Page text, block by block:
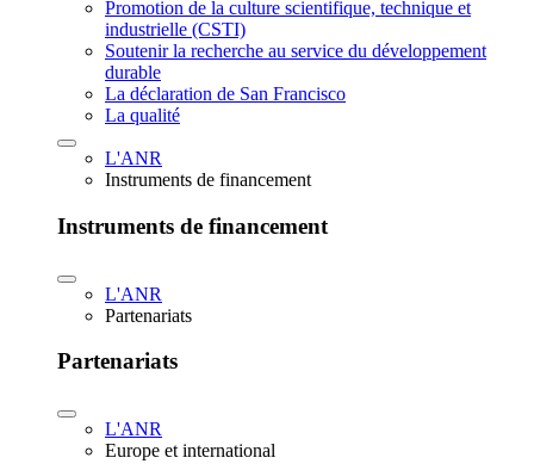
Promotion de la culture scientifique, technique et
industrielle (CSTI)
Soutenir la recherche au service du développement
durable
La déclaration de San Francisco
La qualité
L'ANR
Instruments de financement
Instruments de financement
L'ANR
Partenariats
Partenariats
L'ANR
Europe et international